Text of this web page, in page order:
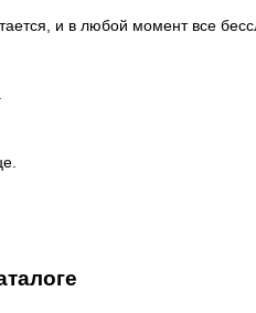
и в любой момент все